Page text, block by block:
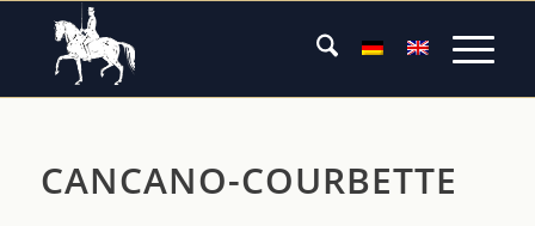
CANCANO-COURBETTE